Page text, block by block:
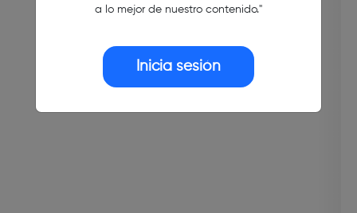
a lo mejor de nuestro contenido."
Inicia sesión